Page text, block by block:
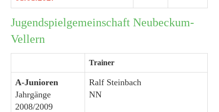
Jugendspielgemeinschaft Neubeckum-
Vellern
Trainer
A-Junioren
Jahrgänge
2008/2009
Ralf Steinbach
NN